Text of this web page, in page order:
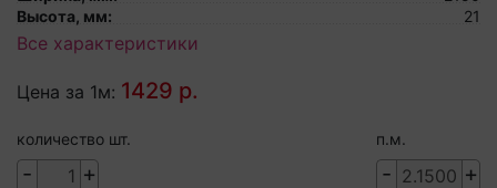
Высота, мм:
21
Все характеристики
Цена за 1м: 1429 р.
количество шт.
- +
п.м.
- +